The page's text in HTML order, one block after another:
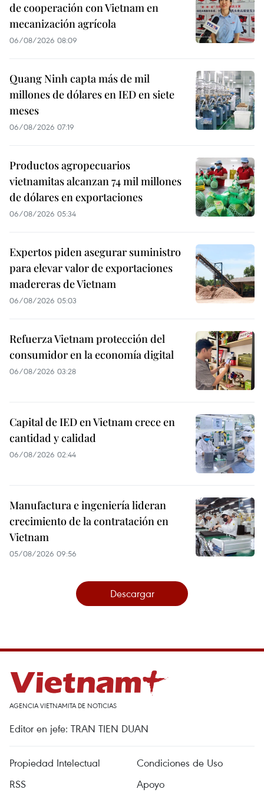
de cooperación con Vietnam en
mecanización agrícola
06/08/2026 08:09
Quang Ninh capta más de mil
millones de dólares en IED en siete
meses
06/08/2026 07:19
Productos agropecuarios
vietnamitas alcanzan 74 mil millones
de dólares en exportaciones
06/08/2026 05:34
Expertos piden asegurar suministro
para elevar valor de exportaciones
madereras de Vietnam
06/08/2026 05:03
Refuerza Vietnam protección del
consumidor en la economía digital
06/08/2026 03:28
Capital de IED en Vietnam crece en
cantidad y calidad
06/08/2026 02:44
Manufactura e ingeniería lideran
crecimiento de la contratación en
Vietnam
05/08/2026 09:56
Descargar
AGENCIA VIETNAMITA DE NOTICIAS
Editor en jefe: TRAN TIEN DUAN
Propiedad Intelectual
Condiciones de Uso
RSS
Apoyo